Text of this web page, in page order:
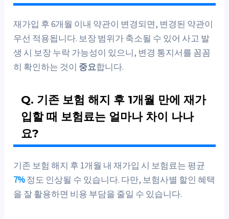
재가입 후 6개월 이내 약관이 변경되면, 변경된 약관이
우선 적용됩니다. 보장 범위가 축소될 수 있어 사고 발
생 시 보장 누락 가능성이 있으니, 변경 통지서를 꼼꼼
히 확인하는 것이 중요합니다.
Q. 기존 보험 해지 후 1개월 만에 재가
입할 때 보험료는 얼마나 차이 나나
요?
기존 보험 해지 후 1개월 내 재가입 시 보험료는 평균
7%정도 인상될 수 있습니다. 다만, 보험사별 할인 혜택
을 잘 활용하면 비용 부담을 줄일 수 있습니다.